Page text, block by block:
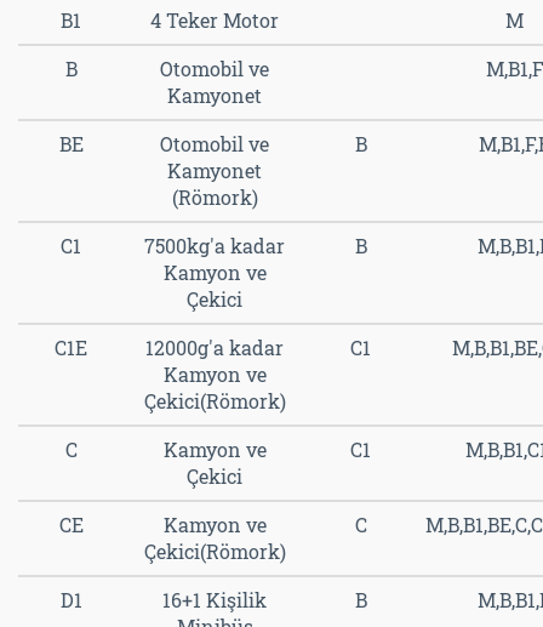
B1 4 Teker Motor
M
B
Otomobil ve
Kamyonet
M,B1,F
BE
Otomobil ve
Kamyonet
(Römork)
B
C1
7500kg'a kadar
Kamyon ve
Çekici
B
C1E
12000g'a kadar
Kamyon ve
Çekici(Römork)
C1
C
Kamyon ve
Çekici
C1
CE
Kamyon ve
Çekici(Römork)
C
D1
16+1 Kişilik
B